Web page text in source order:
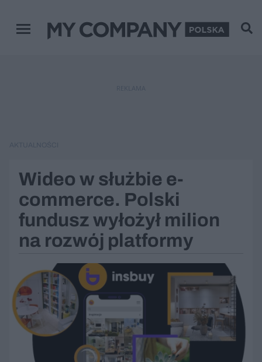
Menu główne
Wideo w służbie e-
commerce. Polski
fundusz wyłożył milion
na rozwój platformy